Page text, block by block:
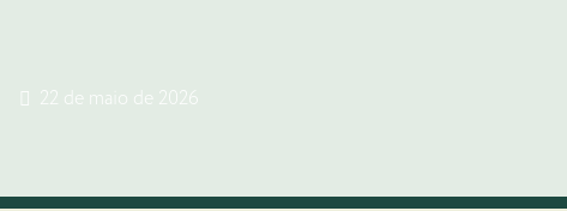
22 de maio de 2026